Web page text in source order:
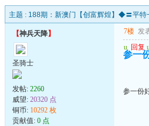
主题 : 188期：新澳门【创富辉煌】◆〓平特
【神兵天降】
圣骑士
发帖: 2260
威望: 20320 点
铜币: 10292 枚
贡献值: 0 点
7楼 发
u 回复
参一
参一份